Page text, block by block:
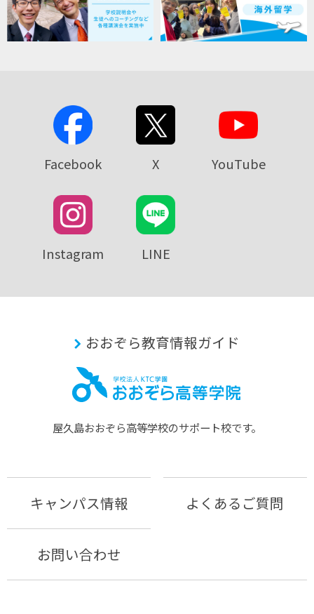
Facebook X YouTube
Instagram LINE
おおぞら教育情報ガイド
屋久島おおぞら⾼等学校のサポート校です。
キャンパス情報 よくあるご質問
お問い合わせ